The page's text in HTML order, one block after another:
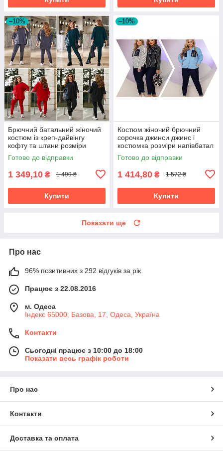
–10%
Брючний батальний жіночий
костюм із креп-дайвінгу
кофту та штани розміри
батал
Готово до відправки
1 349,10 ₴ 1 499 ₴
Купити
–10%
Костюм жіночий брючний
сорочка джинси джинс і
костюмка розміри напівбатал
та батал
Готово до відправки
1 414,80 ₴ 1 572 ₴
Купити
Показати ще
Про нас
96% позитивних з 292 відгуків за рік
Працює з 22.08.2016
м. Одеса
Індекс 65000; Базова, 17, Одеса, Україна
Контакти
Сьогодні працює з 10:00 до 18:00
Показати весь графік роботи
Про нас
Контакти
Доставка та оплата